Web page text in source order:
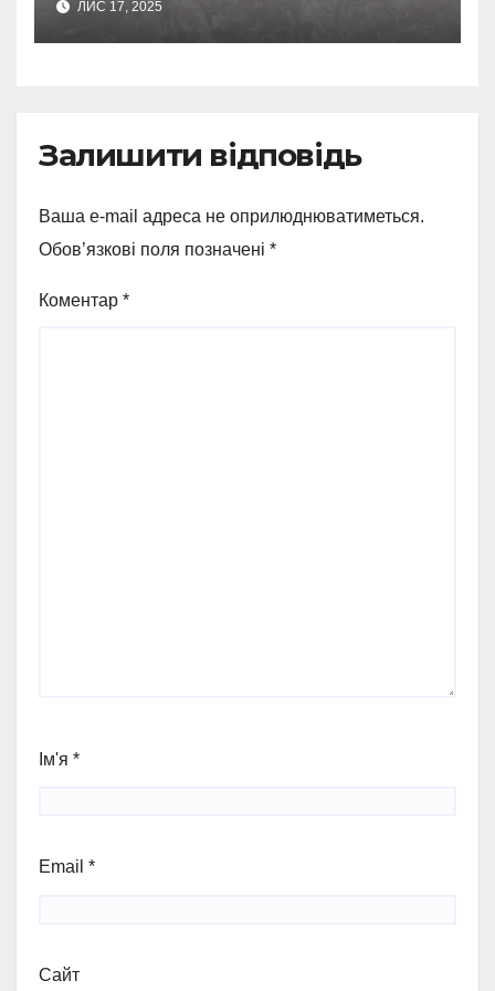
ЛИС 17, 2025
Залишити відповідь
Ваша e-mail адреса не оприлюднюватиметься.
Обов’язкові поля позначені *
Коментар *
Ім'я *
Email *
Сайт